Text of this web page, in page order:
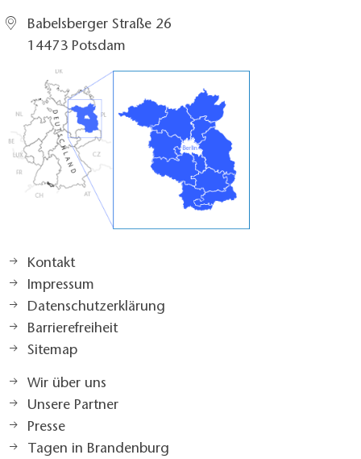
Babelsberger Straße 26
14473 Potsdam
Kontakt
Impressum
Datenschutzerklärung
Barrierefreiheit
Sitemap
Wir über uns
Unsere Partner
Presse
Tagen in Brandenburg